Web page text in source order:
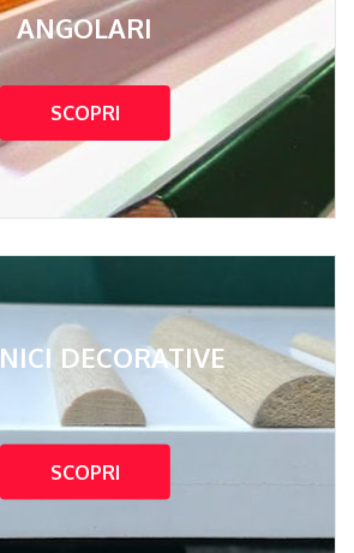
ANGOLARI
SCOPRI
DECORATIVE
SCOPRI